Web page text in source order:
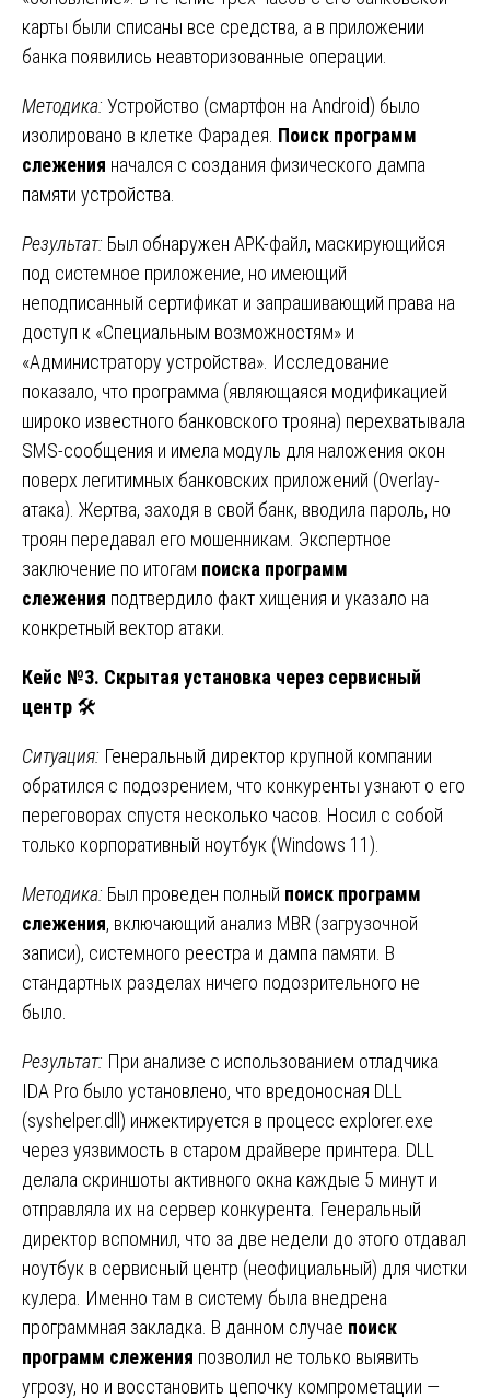
карты были списаны все средства, а в приложении
банка появились неавторизованные операции.
Методика: Устройство (смартфон на Android) было
изолировано в клетке Фарадея. Поиск программ
слежения начался с создания физического дампа
памяти устройства.
Результат: Был обнаружен APK-файл, маскирующийся
под системное приложение, но имеющий
неподписанный сертификат и запрашивающий права на
доступ к «Специальным возможностям» и
«Администратору устройства». Исследование
показало, что программа (являющаяся модификацией
широко известного банковского трояна) перехватывала
SMS-сообщения и имела модуль для наложения окон
поверх легитимных банковских приложений (Overlay-
атака). Жертва, заходя в свой банк, вводила пароль, но
троян передавал его мошенникам. Экспертное
заключение по итогам поиска программ
слежения подтвердило факт хищения и указало на
конкретный вектор атаки.
Кейс №3. Скрытая установка через сервисный
центр 🛠️
Ситуация: Генеральный директор крупной компании
обратился с подозрением, что конкуренты узнают о его
переговорах спустя несколько часов. Носил с собой
только корпоративный ноутбук (Windows 11).
Методика: Был проведен полный поиск программ
слежения, включающий анализ MBR (загрузочной
записи), системного реестра и дампа памяти. В
стандартных разделах ничего подозрительного не
было.
Результат: При анализе с использованием отладчика
IDA Pro было установлено, что вредоносная DLL
(syshelper.dll) инжектируется в процесс explorer.exe
через уязвимость в старом драйвере принтера. DLL
делала скриншоты активного окна каждые 5 минут и
отправляла их на сервер конкурента. Генеральный
директор вспомнил, что за две недели до этого отдавал
ноутбук в сервисный центр (неофициальный) для чистки
кулера. Именно там в систему была внедрена
программная закладка. В данном случае поиск
программ слежения позволил не только выявить
угрозу, но и восстановить цепочку компрометации —